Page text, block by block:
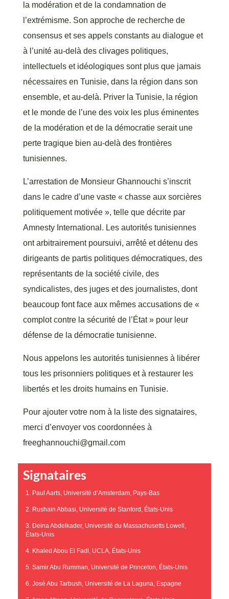
la modération et de la condamnation de
l’extrémisme. Son approche de recherche de
consensus et ses appels constants au dialogue et
à l’unité au-delà des clivages politiques,
intellectuels et idéologiques sont plus que jamais
nécessaires en Tunisie, dans la région dans son
ensemble, et au-delà. Priver la Tunisie, la région
et le monde de l’une des voix les plus éminentes
de la modération et de la démocratie serait une
perte tragique bien au-delà des frontières
tunisiennes.
L’arrestation de Monsieur Ghannouchi s’inscrit
dans le cadre d’une vaste « chasse aux sorcières
politiquement motivée », telle que décrite par
Amnesty International. Les autorités tunisiennes
ont arbitrairement poursuivi, arrêté et détenu des
dirigeants de partis politiques démocratiques, des
représentants de la société civile, des
syndicalistes, des juges et des journalistes, dont
beaucoup font face aux mêmes accusations de «
complot contre la sécurité de l’État » pour leur
défense de la démocratie tunisienne.
Nous appelons les autorités tunisiennes à libérer
tous les prisonniers politiques et à restaurer les
libertés et les droits humains en Tunisie.
Pour ajouter votre nom à la liste des signataires,
merci d’envoyer vos coordonnées à
freeghannouchi@gmail.com
Signataires
1. Paul Aarts, Université d’Amsterdam, Pays-Bas
2. Rushain Abbasi, Université de Stanford, États-Unis
3. Deina Abdelkader, Université du Massachusetts Lowell,
États-Unis
4. Khaled Abou El Fadl, UCLA, États-Unis
5. Samir Abu Rumman, Université de Princeton, États-Unis
6. José Abu Tarbush, Université de La Laguna, Espagne